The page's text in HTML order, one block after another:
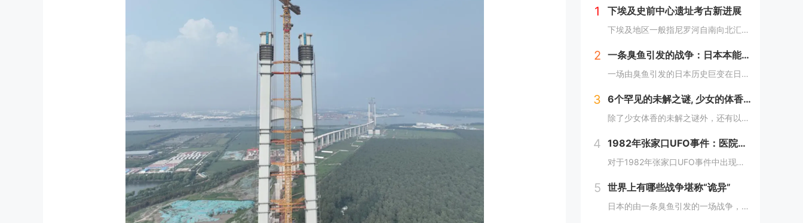
1 下埃及史前中心遗址考古新进展
下埃及地区一般指尼罗河自南向北汇入地中海时在河口处形成的冲积平原地带，即尼罗河三角洲地区，与之相对应的是尼罗河河谷地带的上埃及地区。下埃及水系发达，水网密布，自史前时期就已有人类在此活动。然而，三角洲地区的地下水位较高，不利于地下文物的保存...
2 一条臭鱼引发的战争：日本本能寺之变，改写历史的诡异之战？
一场由臭鱼引发的日本历史巨变在日本历史上，有一场战争因其离奇的起因而备受瞩目，这便是1582年的本能寺之变。这场战争不仅彻底改变了日本的命运，更因其起因——一条臭鱼，而显得尤为诡异。当时，日本正处于战国时代，各大诸侯势力割据一方。而织田信长...
3 6个罕见的未解之谜, 少女的体香怎么回事?还有哪些？
除了少女体香的未解之谜外，还有以下较为罕见的未解之谜：1. **人体自燃现象**：在某些情况下，人体会莫名其妙地起火燃烧，而且火势凶猛，受害者往往在短时间内被严重烧伤甚至死亡。这种现象极其罕见且令人费解，因为人体本身通常不具备自燃的条件。一...
4 1982年张家口UFO事件：医院无故断电，多人见到奇怪的光，这事你怎么看？
对于1982年张家口UFO事件中出现的医院无故断电和多人见到奇怪的光这一现象，可以从以下几个角度来分析：1. **自然现象或天文现象误认的可能性**：- **大气光学现象**：自然界中存在着多种大气光学现象，如球状闪电、极光、海市蜃楼等。在...
5 世界上有哪些战争堪称“诡异”
日本的由一条臭鱼引发的一场战争，这场战争改变了日本的命运，起因居然是一条臭鱼，这是我认为最诡异的战争了。1582年，织田信长已经控制了以京都为中心的最富庶的半个日本，威望和势力都如日中天，统一日本只是个时间问题。信长也做好了消灭其他不服从命...